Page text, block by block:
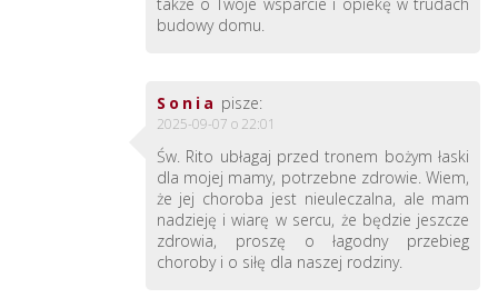
budowy domu.
Sonia pisze:
2025-09-07 o 22:01
Św. Rito ubłagaj przed tronem bożym łaski
dla mojej mamy, potrzebne zdrowie. Wiem,
że jej choroba jest nieuleczalna, ale mam
nadzieję i wiarę w sercu, że będzie jeszcze
zdrowia, proszę o łagodny przebieg
choroby i o siłę dla naszej rodziny.